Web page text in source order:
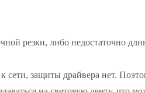
резки, либо недостаточно
сети, защиты драйвера нет.